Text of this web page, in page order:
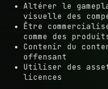
Altérer le
visuelle des
Être
comme des
Contenir du
offensant
Utiliser des
licences